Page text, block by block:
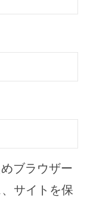
ブラウザー
サイトを保